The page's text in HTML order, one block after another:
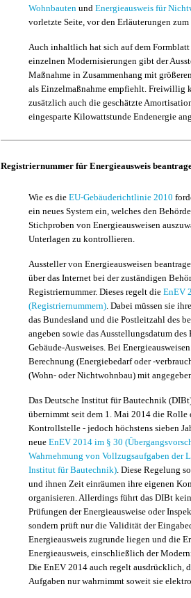
Wohnbauten und Energieausweis für
vorletzte Seite, vor den Erläuterungen zum
Auch inhaltlich hat sich auf dem
einzelnen Modernisierungen gibt der
Maßnahme in Zusammenhang mit
als Einzelmaßnahme empfiehlt. Freiwillig
zusätzlich auch die geschätzte
eingesparte Kilowattstunde Endenergie
Registriernummer für Energieausweis
Wie es die EU-Gebäuderichtlinie 2010
ein neues System ein, welches den
Stichproben von Energieausweisen
Unterlagen zu kontrollieren.
Aussteller von Energieausweisen
über das Internet bei der zuständigen
Registriernummer. Dieses regelt die EnEV
(Registriernummern) . Dabei müssen sie
das Bundesland und die Postleitzahl des
angeben sowie das Ausstellungsdatum des
Gebäude-Ausweises. Bei
Berechnung (Energiebedarf oder -
(Wohn- oder Nichtwohnbau) mit
Das Deutsche Institut für Bautechnik
übernimmt seit dem 1. Mai 2014 die Rolle
Kontrollstelle - jedoch höchstens sieben
neue EnEV 2014 im § 30
Wahrnehmung von Vollzugsaufgaben der
Institut für Bautechnik) . Diese Regelung
und ihnen Zeit einräumen ihre eigenen
organisieren. Allerdings führt das DIBt
Prüfungen der Energieausweise oder
sondern prüft nur die Validität der
Energieausweis zugrunde liegen und die
Energieausweis, einschließlich der
Die EnEV 2014 auch regelt ausdrücklich,
Aufgaben nur wahrnimmt soweit sie